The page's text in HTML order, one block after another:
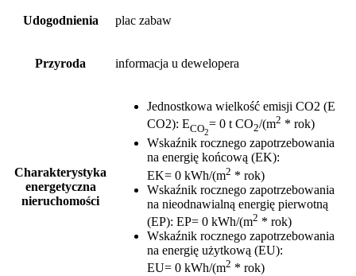
Udogodnienia plac zabaw
Przyroda informacja u dewelopera
Charakterystyka
energetyczna
nieruchomości
Jednostkowa wielkość emisji CO2 (E
CO2): ECO2
= 0 t CO2/(m2 * rok)
Wskaźnik rocznego zapotrzebowania
na energię końcową (EK):
EK= 0 kWh/(m2 * rok)
Wskaźnik rocznego zapotrzebowania
na nieodnawialną energię pierwotną
(EP): EP= 0 kWh/(m2 * rok)
Wskaźnik rocznego zapotrzebowania
na energię użytkową (EU):
EU= 0 kWh/(m2 * rok)